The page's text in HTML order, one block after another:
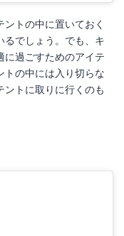
トの中に置いておく
るでしょう。でも、キ
に過ごすためのアイテ
トの中には入り切らな
ントに取りに行くのも